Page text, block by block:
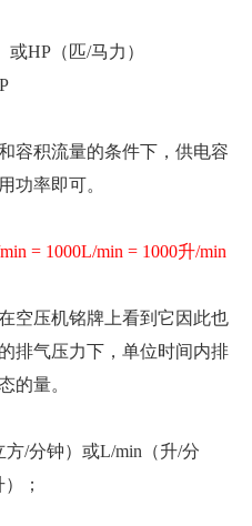
HP（匹/马力）
容积流量的条件下，供电容
功率即可。
= 1000L/min = 1000升/min
空压机铭牌上看到它因此也
排气压力下，单位时间内排
的量。
/分钟）或L/min（升/分
；